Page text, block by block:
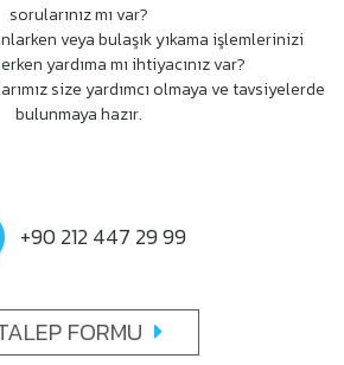
gerekli değil
modeller:PT serisi, GS 600
serisi
sorularınız mı var?
veya bulaşık yıkama işlemlerinizi
yardıma mı ihtiyacınız var?
size yardımcı olmaya ve tavsiyelerde
bulunmaya hazır.
+90 212 447 29 99
FORMU